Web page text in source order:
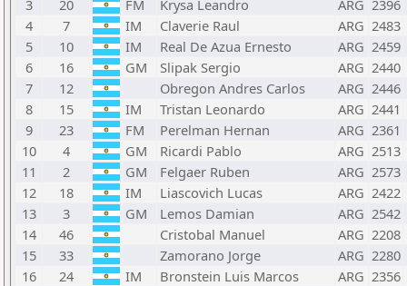
3 20 FM Krysa Leandro ARG 2396
4
7 IM Claverie Raul ARG 2483
5
10 IM Real De Azua Ernesto ARG 2459
6
16 GM Slipak Sergio ARG 2440
7
12 Obregon Andres Carlos ARG 2446
8
15 IM Tristan Leonardo ARG 2441
9
23 FM Perelman Hernan ARG 2361
10
4 GM Ricardi Pablo ARG 2513
11
2 GM Felgaer Ruben ARG 2573
12
18 IM Liascovich Lucas ARG 2422
13
3 GM Lemos Damian ARG 2542
14
46 Cristobal Manuel ARG 2208
15
33 Zamorano Jorge ARG 2280
16
24 IM Bronstein Luis Marcos ARG 2356